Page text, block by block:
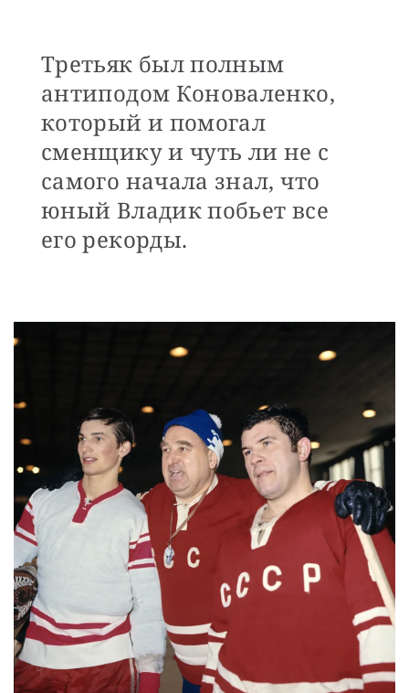
Третьяк был полным
антиподом Коноваленко,
который и помогал
сменщику и чуть ли не с
самого начала знал, что
юный Владик побьет все
его рекорды.